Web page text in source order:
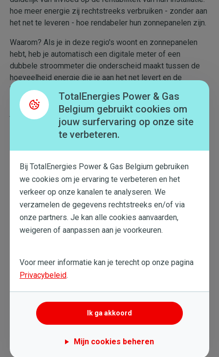
hoe meer energie zij rechtstreeks verbruiken - zonder aan
het net te leveren - hoe rendabeler hun zonnepanelen zijn.
Waarom? Als je in deze regio's woont en zonnepanelen
hebt, heb je automatisch een digitale meter of een
dubbele stroommeter die onderscheid maakt tussen de
hoeveelheid energie die je aan het net levert en de
hoeveelheid die je van het net afneemt. Het is echter
belangrijk om te weten dat het injectietarief - de prijs die
je leverancier betaalt om de energie die je injecteert te
kopen - lager is dan de kosten van de energie die je
betaalt om te onttrekken.
energie niet voor méér te kopen dan waarvoor je het
verkoopt.
Hoe je zelfverbruik verhogen?
Met een batterij haal je het meest uit je zonnepanelen en
kan je haast al je opgewekte elektriciteit zelf verbruiken.
Gebruik je energie-intensieve apparaten
(wasmachines, drogers, vaatwassers, enz.) zoveel
mogelijk op het moment dat je energie produceert. De
beste tijd voor optimaal zelfverbruik ligt tussen 12.00
TotalEnergies Power & Gas
Belgium gebruikt cookies om
jouw surfervaring op onze site
te verbeteren.
Bij TotalEnergies Power & Gas Belgium gebruiken
we cookies om je ervaring te verbeteren en het
verkeer op onze kanalen te analyseren. We
verzamelen de gegevens rechtstreeks en/of via
onze partners. Je kan alle cookies aanvaarden,
weigeren of aanpassen aan je voorkeuren.
Voor meer informatie kan je terecht op onze pagina
Privacybeleid.
Ik ga akkoord
Mijn cookies beheren